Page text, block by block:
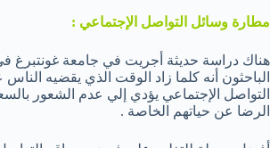
مطارة وسائل التواصل الإجتماعي :
هناك دراسة حديثة أجريت في جامعة غونتبرغ
الباحثون أنه كلما زاد الوقت الذي يقضيه
التواصل الإجتماعي يؤدي إلي عدم الشعور
الرضا عن حياتهم الخاصة .